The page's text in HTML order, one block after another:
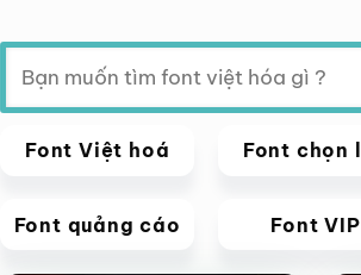
Tìm
kiếm:
Font Việt hoá Font chọn
Font quảng cáo Font VIP